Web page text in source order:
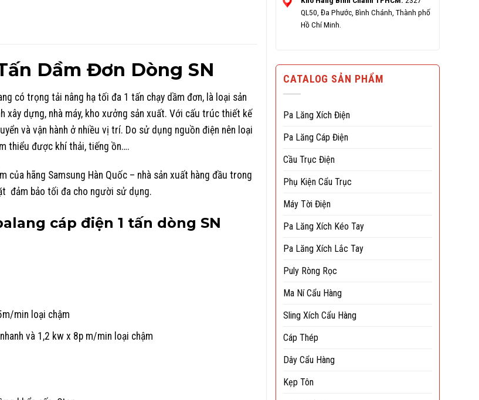
QL50, Đa Phước, Bình Chánh, Thành phố
Hồ Chí Minh.
CATALOG SẢN PHẨM
Pa Lăng Xích Điện
Pa Lăng Cáp Điện
Cầu Trục Điện
Phụ Kiện Cẩu Trục
Máy Tời Điện
Pa Lăng Xích Kéo Tay
Pa Lăng Xích Lắc Tay
Puly Ròng Rọc
Ma Ní Cẩu Hàng
Sling Xích Cẩu Hàng
Cáp Thép
Dây Cẩu Hàng
Kẹp Tôn
Dầm Đơn Dòng SN
có trọng tải nâng hạ tối đa 1 tấn chạy dầm đơn, là loại sản
xây dựng, nhà máy, kho xưởng sản xuất. Với cấu trúc thiết kế
và vận hành ở nhiều vị trí. Do sử dụng nguồn điện nên loại
thiểu được khí thải, tiếng ồn….
của hãng Samsung Hàn Quốc – nhà sản xuất hàng đầu trong
đảm bảo tối đa cho người sử dụng.
cáp điện 1 tấn dòng SN
min loại chậm
và 1,2 kw x 8p m/min loại chậm